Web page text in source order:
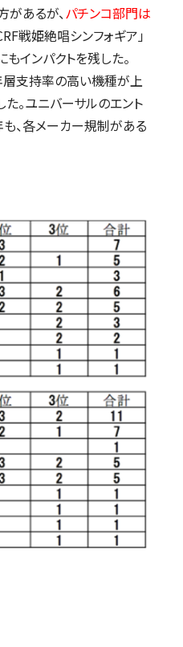
があるが、パチンコ部門は
戦姫絶唱シンフォギア」
インパクトを残した。
層支持率の高い機種が上
。ユニバーサルのエント
も、各メーカー規制がある